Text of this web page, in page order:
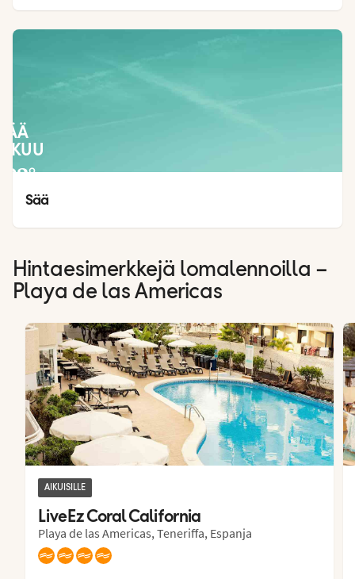
23°
20°
Sää
Hintaesimerkkejä lomalennoilla –
Playa de las Americas
AIKUISILLE
LiveEz Coral California
Playa de las Americas, Teneriffa, Espanja